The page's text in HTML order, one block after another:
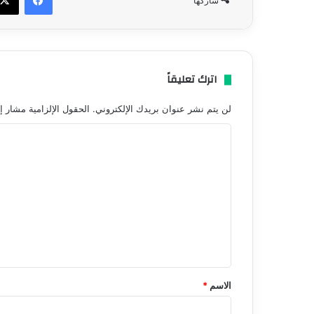
اترك تعليقاً
لن يتم نشر عنوان بريدك الإلكتروني. الحقول الإلزامية مشار
*
الاسم *